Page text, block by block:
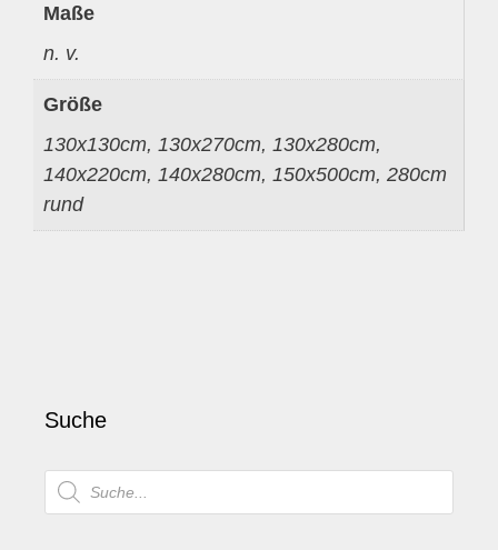
Maße
n. v.
Größe
130x130cm, 130x270cm, 130x280cm,
140x220cm, 140x280cm, 150x500cm, 280cm
rund
Suche
Products
search